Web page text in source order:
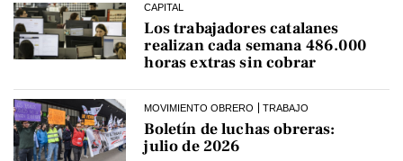
CAPITAL
Los trabajadores catalanes
realizan cada semana 486.000
horas extras sin cobrar
MOVIMIENTO OBRERO TRABAJO
Boletín de luchas obreras:
julio de 2026